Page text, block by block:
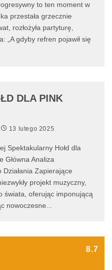
to ten moment w
przestała grzecznie
rozłożyła partyturę,
„A gdyby refren pojawił się
DLA PINK
13 lutego 2025
Spektakularny Hołd dla
Główna Analiza
Zapierające
projekt muzyczny,
świata, oferując imponującą
nowoczesne
8.7